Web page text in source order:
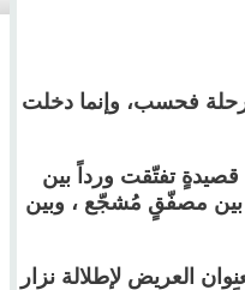
فحسب، وإنما دخلت
تفتّقت ورداً بين
بين مصفّقٍ مُشجّع ، وبين
العريض لإطلالة نزار